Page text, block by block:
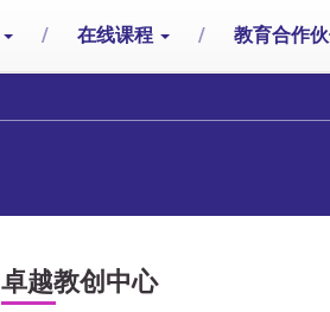
/ 在线课程 / 教育合作
卓越教创中心